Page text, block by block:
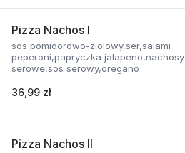
Pizza Nachos I
sos pomidorowo-ziolowy,ser,salami
peperoni,papryczka jalapeno,nachosy
serowe,sos serowy,oregano
36,99 zł
Pizza Nachos II